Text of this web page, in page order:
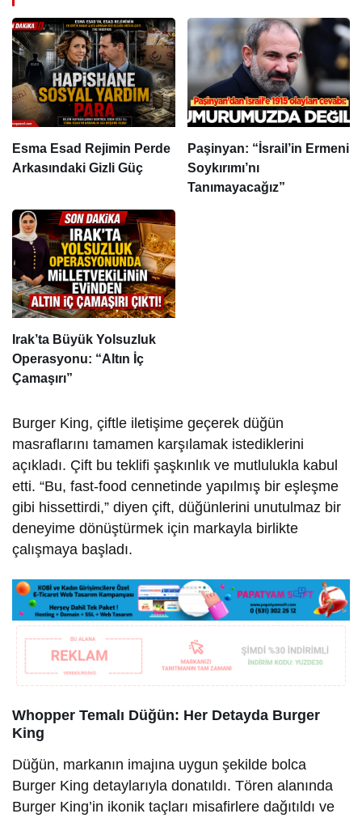
Esma Esad Rejimin Perde
Arkasındaki Gizli Güç
Paşinyan: “İsrail’in Ermeni
Soykırımı’nı
Tanımayacağız”
Irak’ta Büyük Yolsuzluk
Operasyonu: “Altın İç
Çamaşırı”
Burger King, çiftle iletişime geçerek düğün
masraflarını tamamen karşılamak istediklerini
açıkladı. Çift bu teklifi şaşkınlık ve mutlulukla kabul
etti. “Bu, fast-food cennetinde yapılmış bir eşleşme
gibi hissettirdi,” diyen çift, düğünlerini unutulmaz bir
deneyime dönüştürmek için markayla birlikte
çalışmaya başladı.
Whopper Temalı Düğün: Her Detayda Burger
King
Düğün, markanın imajına uygun şekilde bolca
Burger King detaylarıyla donatıldı. Tören alanında
Burger King’in ikonik taçları misafirlere dağıtıldı ve